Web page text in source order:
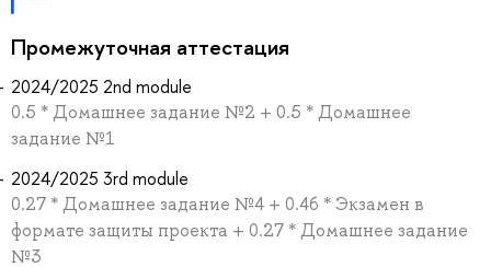
Промежуточная аттестация
2024/2025 2nd module
0.5 * Домашнее задание №2 + 0.5 * Домашнее
задание №1
2024/2025 3rd module
0.27 * Домашнее задание №4 + 0.46 * Экзамен в
формате защиты проекта + 0.27 * Домашнее задание
№3